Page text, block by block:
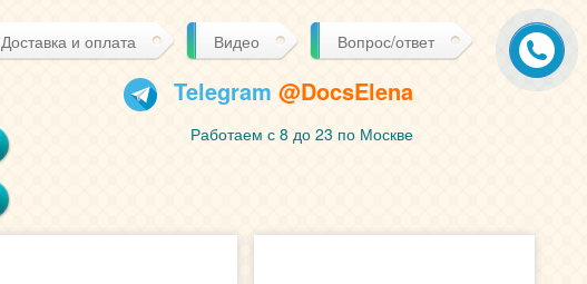
Доставка и оплата Видео Вопрос/ответ
Telegram @DocsElena
Работаем с 8 до 23 по Москве